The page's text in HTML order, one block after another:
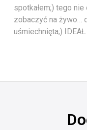
spotkałem;) tego
zobaczyć na żywo…
uśmiechnięta;) IDEAŁ